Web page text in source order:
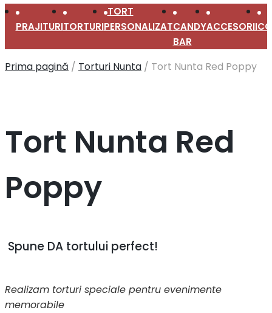
PRAJITURITORTURI
TORT
PERSONALIZATCANDY
BAR
ACCESORII
Prima pagină / Torturi Nunta / Tort Nunta Red Poppy
Tort Nunta Red
Poppy
Spune DA tortului perfect!
Realizam torturi speciale pentru evenimente
memorabile